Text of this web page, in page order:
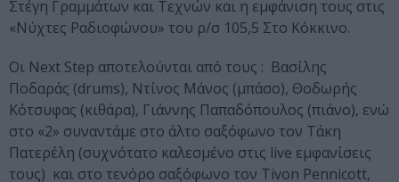
Στέγη Γραμμάτων και Τεχνών και η εμφάνιση τους στις
«Νύχτες Ραδιοφώνου» του ρ/σ 105,5 Στο Κόκκινο.
Οι Next Step αποτελούνται από τους : Βασίλης
Ποδαράς (drums), Ντίνος Μάνος (μπάσο), Θοδωρής
Κότσυφας (κιθάρα), Γιάννης Παπαδόπουλος (πιάνο), ενώ
στο «2» συναντάμε στο άλτο σαξόφωνο τον Τάκη
Πατερέλη (συχνότατο καλεσμένο στις live εμφανίσεις
τους) και στο τενόρο σαξόφωνο τον Tivon Pennicott,